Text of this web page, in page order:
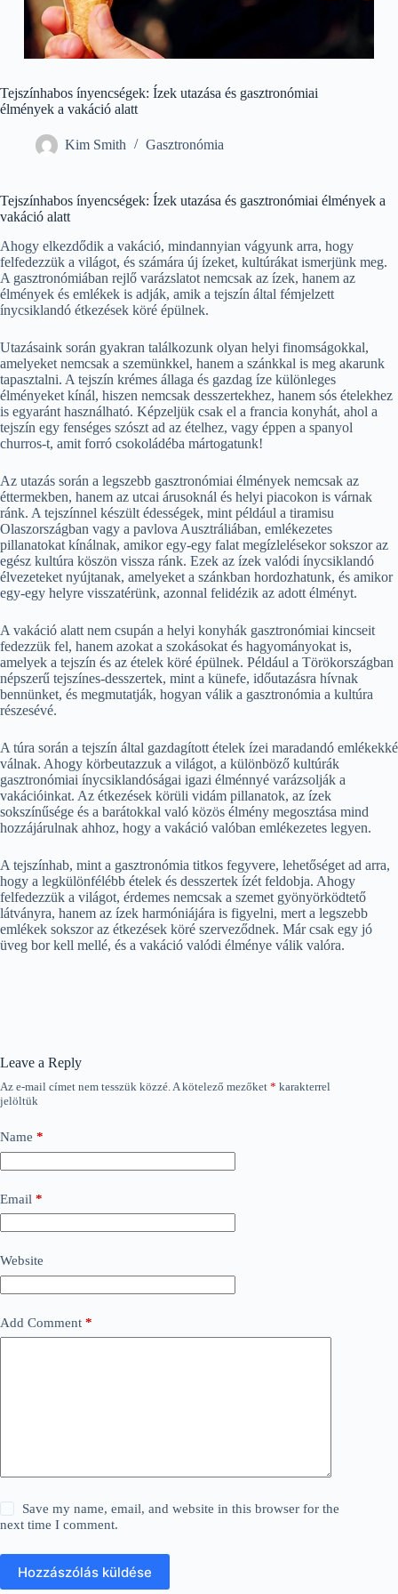
Tejszínhabos ínyencségek: Ízek utazása és gasztronómiai
élmények a vakáció alatt
Kim Smith Gasztronómia
Tejszínhabos ínyencségek: Ízek utazása és gasztronómiai élmények a
vakáció alatt
Ahogy elkezdődik a vakáció, mindannyian vágyunk arra, hogy
felfedezzük a világot, és számára új ízeket, kultúrákat ismerjünk meg.
A gasztronómiában rejlő varázslatot nemcsak az ízek, hanem az
élmények és emlékek is adják, amik a tejszín által fémjelzett
ínycsiklandó étkezések köré épülnek.
Utazásaink során gyakran találkozunk olyan helyi finomságokkal,
amelyeket nemcsak a szemünkkel, hanem a szánkkal is meg akarunk
tapasztalni. A tejszín krémes állaga és gazdag íze különleges
élményeket kínál, hiszen nemcsak desszertekhez, hanem sós ételekhez
is egyaránt használható. Képzeljük csak el a francia konyhát, ahol a
tejszín egy fenséges szószt ad az ételhez, vagy éppen a spanyol
churros-t, amit forró csokoládéba mártogatunk!
Az utazás során a legszebb gasztronómiai élmények nemcsak az
éttermekben, hanem az utcai árusoknál és helyi piacokon is várnak
ránk. A tejszínnel készült édességek, mint például a tiramisu
Olaszországban vagy a pavlova Ausztráliában, emlékezetes
pillanatokat kínálnak, amikor egy-egy falat megízlelésekor sokszor az
egész kultúra köszön vissza ránk. Ezek az ízek valódi ínycsiklandó
élvezeteket nyújtanak, amelyeket a szánkban hordozhatunk, és amikor
egy-egy helyre visszatérünk, azonnal felidézik az adott élményt.
A vakáció alatt nem csupán a helyi konyhák gasztronómiai kincseit
fedezzük fel, hanem azokat a szokásokat és hagyományokat is,
amelyek a tejszín és az ételek köré épülnek. Például a Törökországban
népszerű tejszínes-desszertek, mint a künefe, időutazásra hívnak
bennünket, és megmutatják, hogyan válik a gasztronómia a kultúra
részesévé.
A túra során a tejszín által gazdagított ételek ízei maradandó emlékekké
válnak. Ahogy körbeutazzuk a világot, a különböző kultúrák
gasztronómiai ínycsiklandóságai igazi élménnyé varázsolják a
vakációinkat. Az étkezések körüli vidám pillanatok, az ízek
sokszínűsége és a barátokkal való közös élmény megosztása mind
hozzájárulnak ahhoz, hogy a vakáció valóban emlékezetes legyen.
A tejszínhab, mint a gasztronómia titkos fegyvere, lehetőséget ad arra,
hogy a legkülönfélébb ételek és desszertek ízét feldobja. Ahogy
felfedezzük a világot, érdemes nemcsak a szemet gyönyörködtető
látványra, hanem az ízek harmóniájára is figyelni, mert a legszebb
emlékek sokszor az étkezések köré szerveződnek. Már csak egy jó
üveg bor kell mellé, és a vakáció valódi élménye válik valóra.
Leave a Reply
Az e-mail címet nem tesszük közzé.A kötelező mezőket * karakterrel
jelöltük
Name *
Email *
Website
Add Comment *
Save my name, email, and website in this browser for the
next time I comment.
Hozzászólás küldése